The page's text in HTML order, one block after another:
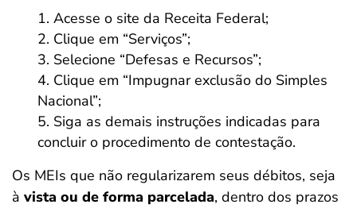
Acesse o site da Receita Federal;
Clique em “Serviços”;
Selecione “Defesas e Recursos”;
Clique em “Impugnar exclusão do Simples
Nacional”;
Siga as demais instruções indicadas para
concluir o procedimento de contestação.
Os MEIs que não regularizarem seus débitos, seja
à vista ou de forma parcelada, dentro dos prazos